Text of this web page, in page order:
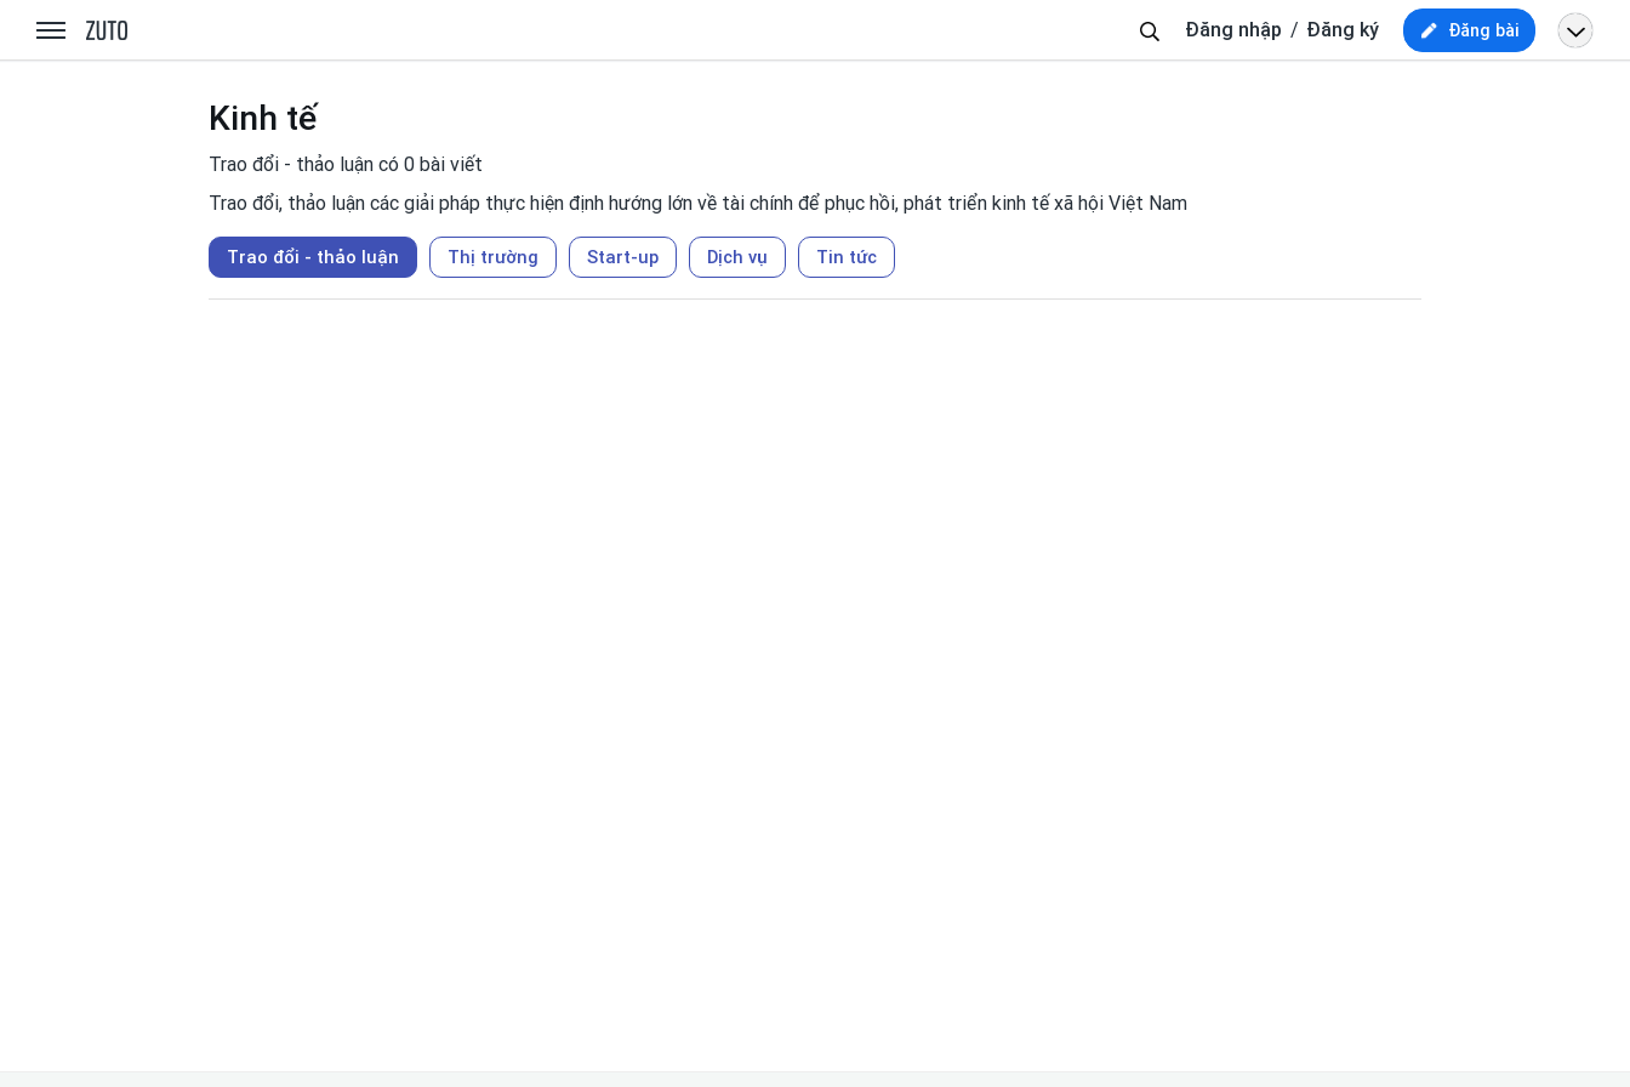
zuto.vn
kiếm
Đăng nhập Đăng ký Đăng bài
Kinh tế
Trao đổi - thảo luận có 0 bài viết
Trao đổi, thảo luận các giải pháp thực hiện định hướng lớn về tài chính để phục hồi, phát triển kinh tế xã hội Việt Nam
Trao đổi - thảo luận Thị trường Start-up Dịch vụ Tin tức